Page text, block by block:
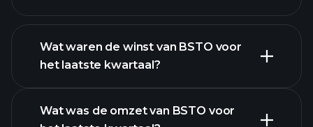
Wat waren de winst van BSTO voor
het laatste kwartaal?
Wat was de omzet van BSTO voor